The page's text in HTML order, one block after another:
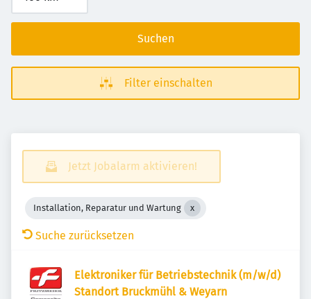
Suchen
Filter einschalten
Jetzt Jobalarm aktivieren!
Installation, Reparatur und Wartung
Suche zurücksetzen
Elektroniker für Betriebstechnik (m/w/d)
Standort Bruckmühl & Weyarn